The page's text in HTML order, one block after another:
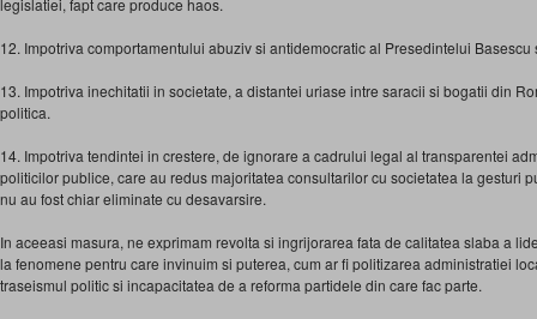
legislatiei, fapt care produce haos.
12. Impotriva comportamentului abuziv si antidemocratic al Presedintelui
13. Impotriva inechitatii in societate, a distantei uriase intre saracii si bogatii din
politica.
14. Impotriva tendintei in crestere, de ignorare a cadrului legal al transparentei
politicilor publice, care au redus majoritatea consultarilor cu societatea la gesturi
nu au fost chiar eliminate cu desavarsire.
In aceeasi masura, ne exprimam revolta si ingrijorarea fata de calitatea slaba a
la fenomene pentru care invinuim si puterea, cum ar fi politizarea administratiei
traseismul politic si incapacitatea de a reforma partidele din care fac parte.